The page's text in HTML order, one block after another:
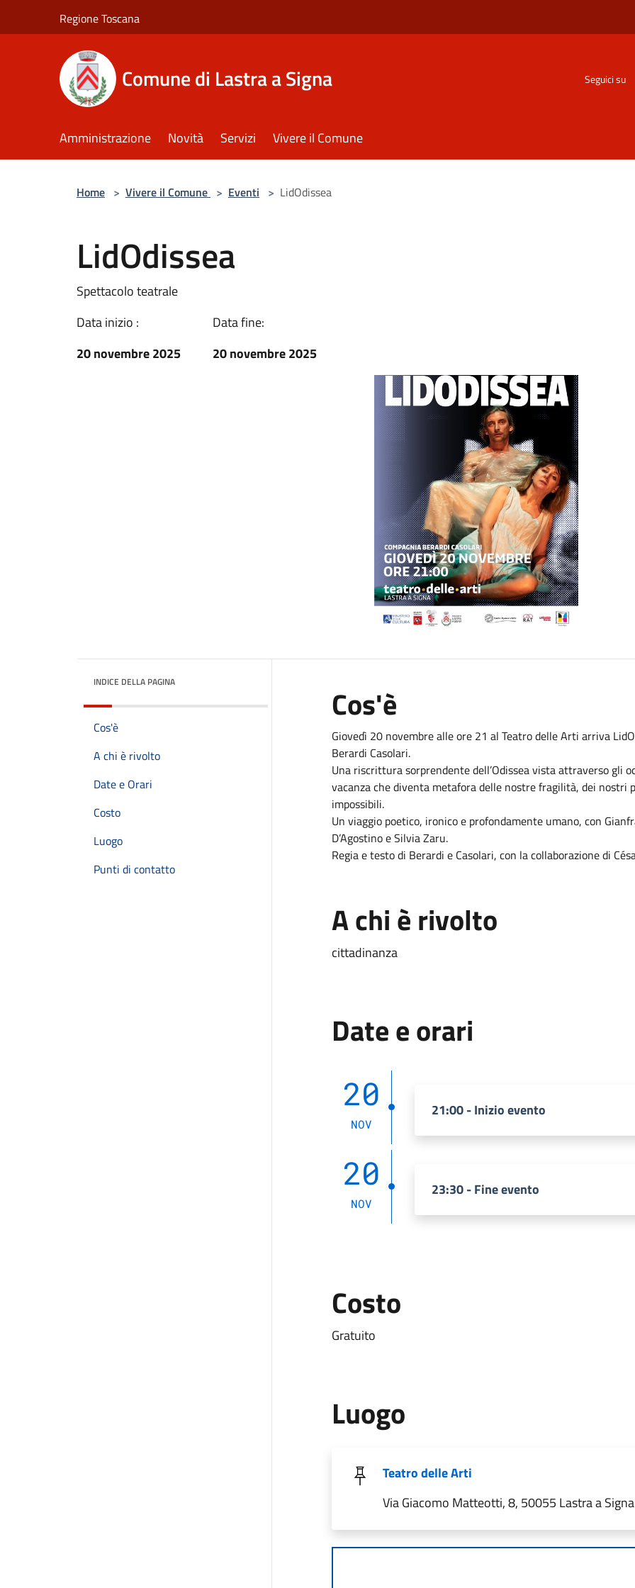
Regione Toscana
Comune di Lastra a Signa Seguici su
Amministrazione Novità Servizi Vivere il Comune
Home > Vivere il Comune > Eventi > LidOdissea
LidOdissea
Spettacolo teatrale
Data inizio :
20 novembre 2025
Data fine:
20 novembre 2025
INDICE DELLA PAGINA
Cos'è
A chi è rivolto
Date e Orari
Costo
Luogo
Punti di contatto
Cos'è
Giovedì 20 novembre alle ore 21 al Teatro delle Arti arriva
Berardi Casolari.
Una riscrittura sorprendente dell’Odissea vista attraverso gli
vacanza che diventa metafora delle nostre fragilità, dei nostri
impossibili.
Un viaggio poetico, ironico e profondamente umano, con
D’Agostino e Silvia Zaru.
Regia e testo di Berardi e Casolari, con la collaborazione di
A chi è rivolto
cittadinanza
Date e orari
20
NOV
21:00 - Inizio evento
20
NOV
23:30 - Fine evento
Costo
Gratuito
Luogo
Teatro delle Arti
Via Giacomo Matteotti, 8, 50055 Lastra a